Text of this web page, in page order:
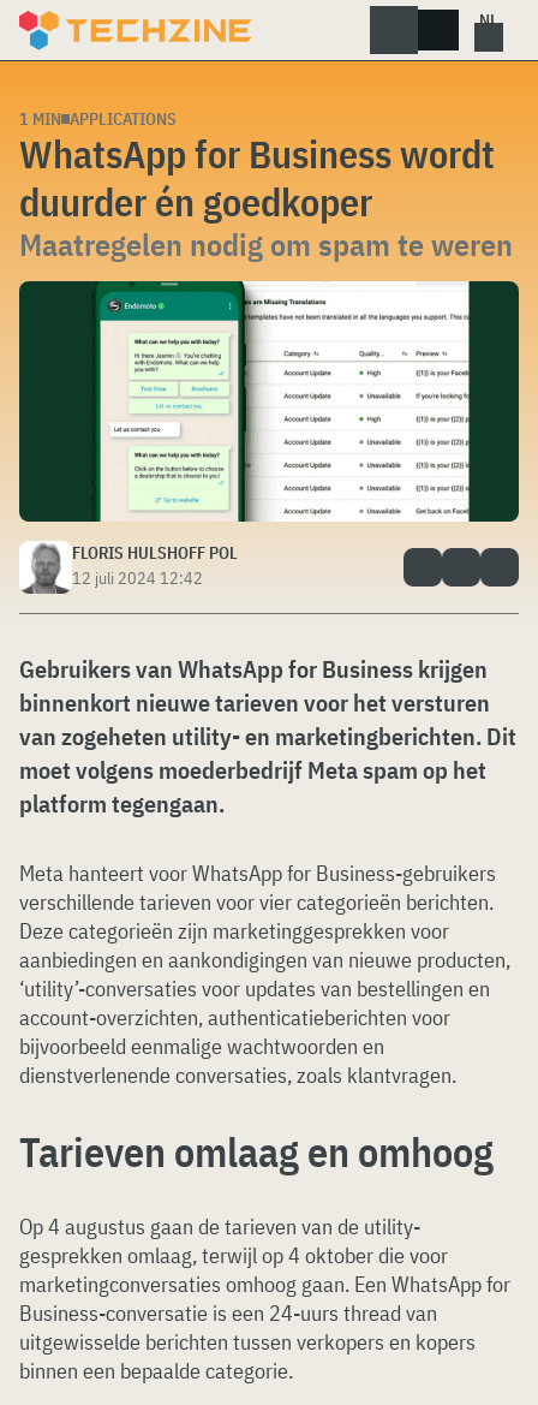
Skip
1 MIN APPLICATIONS
WhatsApp for Business wordt
duurder én goedkoper
Maatregelen nodig om spam te weren
FLORIS HULSHOFF POL
12 juli 2024 12:42
Gebruikers van WhatsApp for Business krijgen
binnenkort nieuwe tarieven voor het versturen
van zogeheten utility- en marketingberichten. Dit
moet volgens moederbedrijf Meta spam op het
platform tegengaan.
Meta hanteert voor WhatsApp for Business-gebruikers
verschillende tarieven voor vier categorieën berichten.
Deze categorieën zijn marketinggesprekken voor
aanbiedingen en aankondigingen van nieuwe producten,
‘utility’-conversaties voor updates van bestellingen en
account-overzichten, authenticatieberichten voor
bijvoorbeeld eenmalige wachtwoorden en
dienstverlenende conversaties, zoals klantvragen.
Tarieven omlaag en omhoog
Op 4 augustus gaan de tarieven van de utility-
gesprekken omlaag, terwijl op 4 oktober die voor
marketingconversaties omhoog gaan. Een WhatsApp for
Business-conversatie is een 24-uurs thread van
uitgewisselde berichten tussen verkopers en kopers
binnen een bepaalde categorie.